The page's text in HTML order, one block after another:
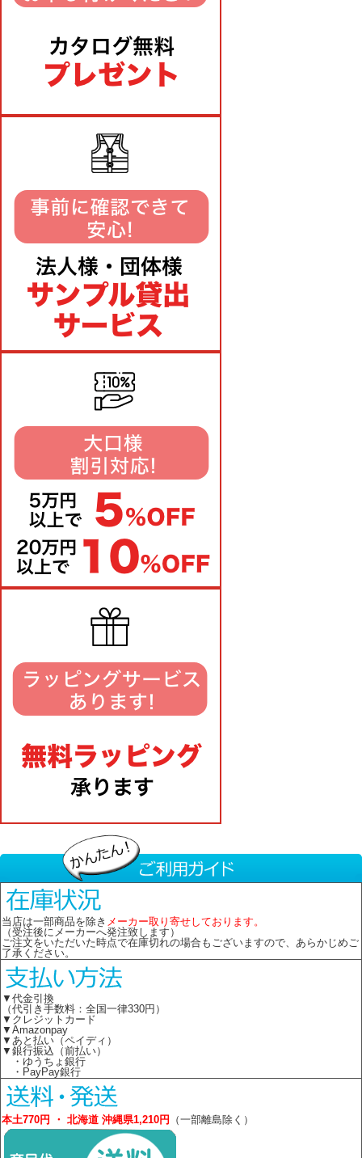
当店は一部商品を除き メーカー取り寄せしております。
（受注後にメーカーへ発注致します）
ご注文をいただいた時点で在庫切れの場合もございますので、あらかじめご
了承ください。
▼代金引換
（代引き手数料：全国一律330円）
▼クレジットカード
▼Amazonpay
▼あと払い（ペイディ）
▼銀行振込（前払い）
・ゆうちょ銀行
・PayPay銀行
本土770円 ・ 北海道 沖縄県1,210円 （一部離島除く）